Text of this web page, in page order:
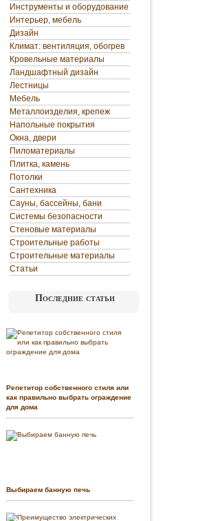
Инструменты и оборудование
Интерьер, мебель
Дизайн
Климат: вентиляция, обогрев
Кровельные материалы
Ландшафтный дизайн
Лестницы
Мебель
Металлоизделия, крепеж
Напольные покрытия
Окна, двери
Пиломатериалы
Плитка, камень
Потолки
Сантехника
Сауны, бассейны, бани
Системы безопасности
Стеновые материалы
Строительные работы
Строительные материалы
Статьи
Последние статьи
Репетитор собственного стиля или
как правильно выбрать ограждение
для дома
Выбираем банную печь